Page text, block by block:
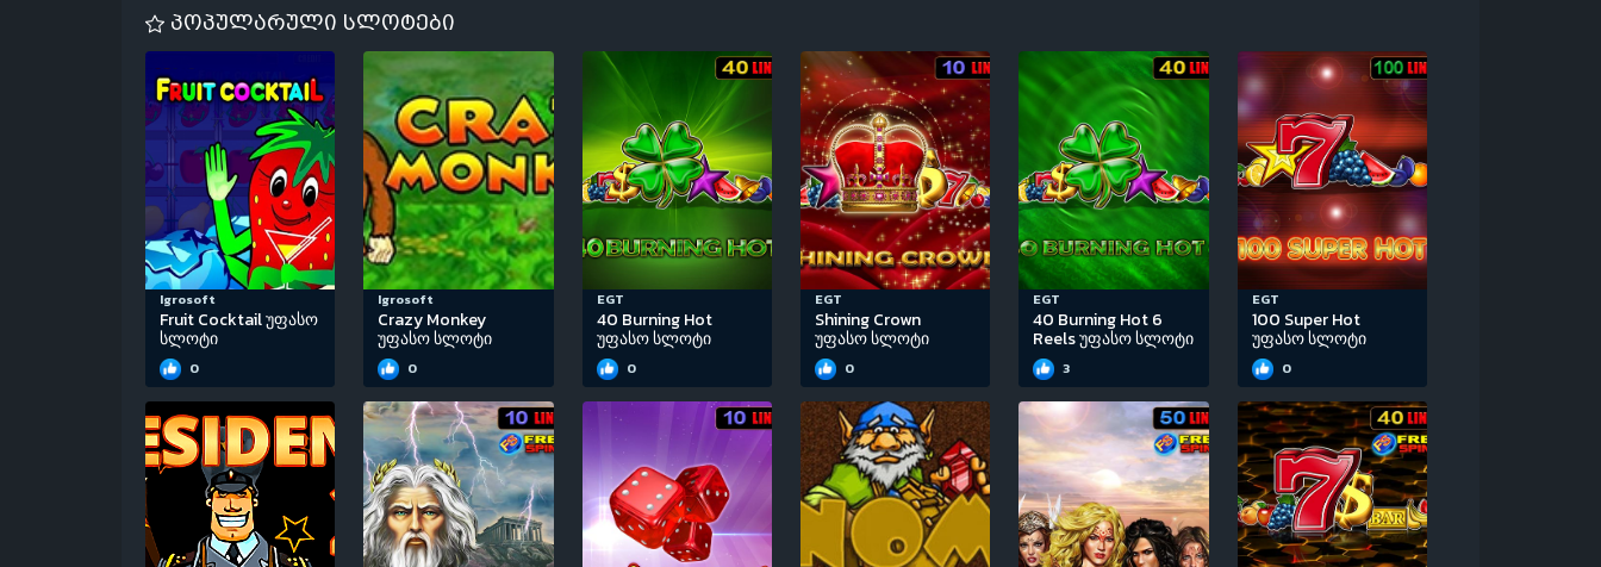
პოპულარული სლოტები
Igrosoft
Fruit Cocktail უფასო
სლოტი
0
Igrosoft
Crazy Monkey
უფასო სლოტი
0
EGT
40 Burning Hot
უფასო სლოტი
0
EGT
Shining Crown
უფასო სლოტი
0
EGT
40 Burning Hot 6
Reels უფასო სლოტი
3
EGT
100 Super Hot
უფასო სლოტი
0